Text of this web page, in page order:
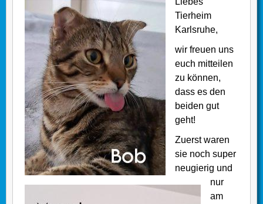
Tierheim
Karlsruhe,
wir freuen uns
euch mitteilen
zu können,
dass es den
beiden gut
geht!
Zuerst waren
sie noch super
neugierig und
nur
am